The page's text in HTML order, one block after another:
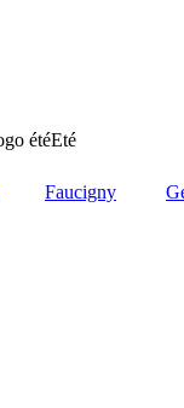
Eté
Faucigny